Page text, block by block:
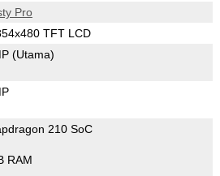
Pro
TFT LCD
(Utama)
210 SoC
RAM